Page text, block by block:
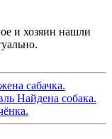
сабачка.
Найдена собака.